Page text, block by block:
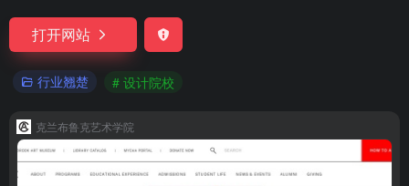
打开网站
行业翘楚 # 设计院校
克兰布鲁克艺术学院